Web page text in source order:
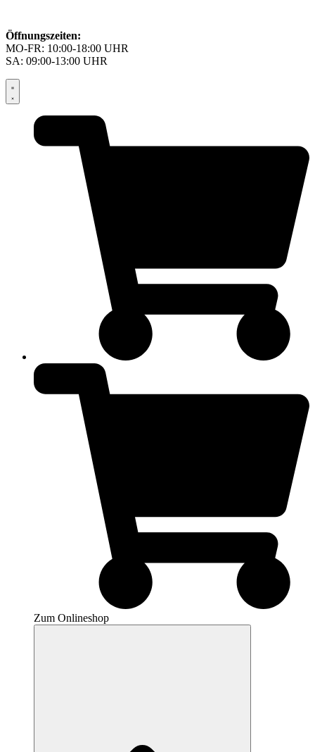
Öffnungszeiten:
MO-FR: 10:00-18:00 UHR
SA: 09:00-13:00 UHR
Zum Onlineshop